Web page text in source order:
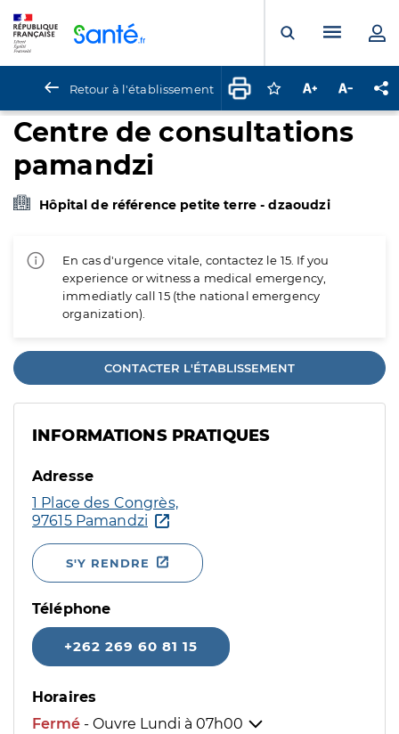
Ouvrir laMenu
Retour à l'établissement Connectez-vous
Augmenter la
Centre de consultations
pamandzi
Hôpital de référence petite terre - dzaoudzi
En cas d'urgence vitale, contactez le 15. If you
experience or witness a medical emergency,
immediatly call 15 (the national emergency
organization).
CONTACTER L'ÉTABLISSEMENT
INFORMATIONS PRATIQUES
Adresse
1 Place des Congrès,
97615 Pamandzi
S'Y RENDRE
Téléphone
+262 269 60 81 15
Horaires
Fermé - Ouvre Lundi à 07h00